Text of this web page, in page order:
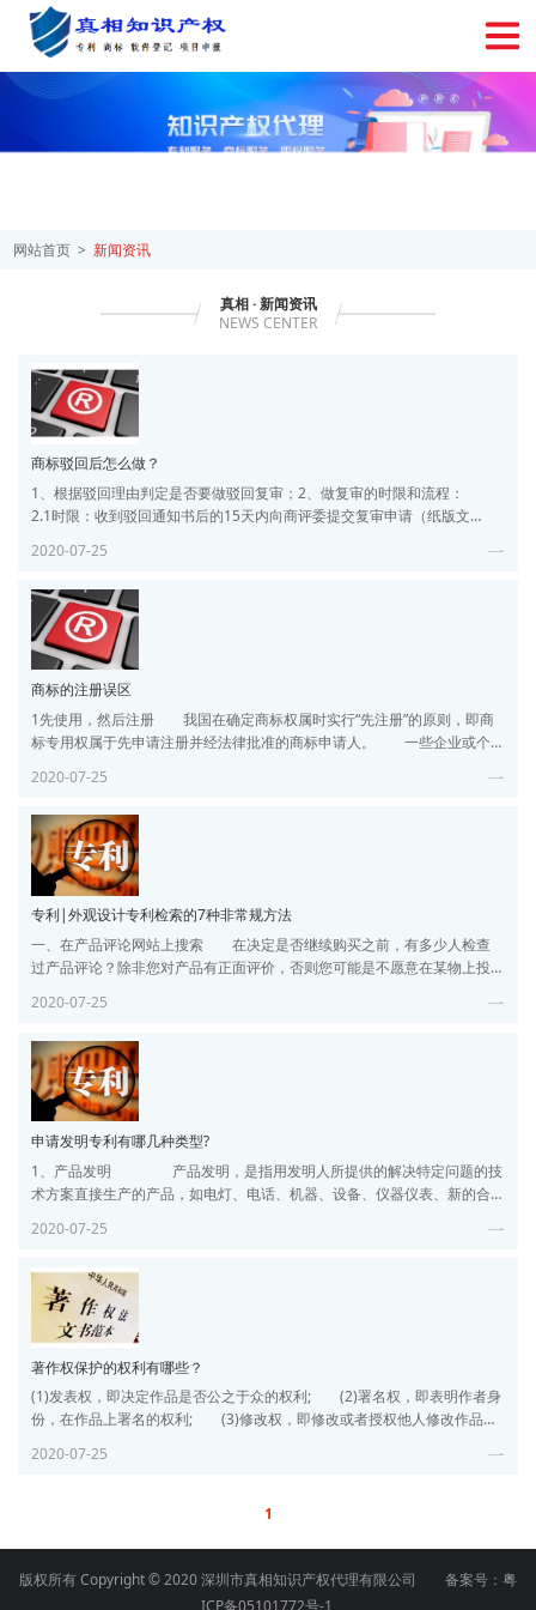
网站首页 新闻资讯
真相 · 新闻资讯
NEWS CENTER
商标驳回后怎么做？
1、根据驳回理由判定是否要做驳回复审；2、做复审的时限和流程：
2.1时限：收到驳回通知书后的15天内向商评委提交复审申请（纸版文
天。 2.2补正：如果在时限内不能很好的准备好证据材料，可以在申请
案和证据材料。若未提交，视为放弃补正。 2.3复审流程：资料递
2020-07-25
商标的注册误区
1先使用，然后注册 我国在确定商标权属时实行“先注册”的原则，即商
标专用权属于先申请注册并经法律批准的商标申请人。 一些企业或个
册的商标虽然可以使用，但如果出现商标纠纷，法律将保护“先注册”一方的
合法权益。 2法人登记，公司使用 “法人注册，公司使用”是企业在
注册和使用商标时容易犯的错误。表明商标是由法定代表人申请注册的
2020-07-25
专利|外观设计专利检索的7种非常规方法
一、在产品评论网站上搜索 在决定是否继续购买之前，有多少人检查
过产品评论？除非您对产品有正面评价，否则您可能是不愿意在某物上投
个人都喜欢产品评论网站的原因。是不是 至少我们这样做。产品评论网站
也是如此。 由于网站上充斥着产品评论以及市场上投放市场的几乎所
有产品的第一手
2020-07-25
申请发明专利有哪几种类型?
1、产品发明 产品发明，是指用发明人所提供的解决特定问题的技
术方案直接生产的产品，如电灯、电话、机器、设备、仪器仪表、新的合
明，如天然宝石、矿物质等。产品发明取得专利权后，称为产品专利，产
方法发明，是指为制造产品或者解决某个技术问题而创造的操作
方法和技
2020-07-25
著作权保护的权利有哪些？
(1)发表权，即决定作品是否公之于众的权利; (2)署名权，即表明作者身
份，在作品上署名的权利; (3)修改权，即修改或者授权他人修改作品的
复制权，即以印刷、复印、拓印、录音、录像、翻录、翻拍等方式将作品
供作品的原件或者复制件的权利; (7)出租权，
2020-07-25
1
版权所有 Copyright © 2020 深圳市真相知识产权代理有限公司 备案号： 粤